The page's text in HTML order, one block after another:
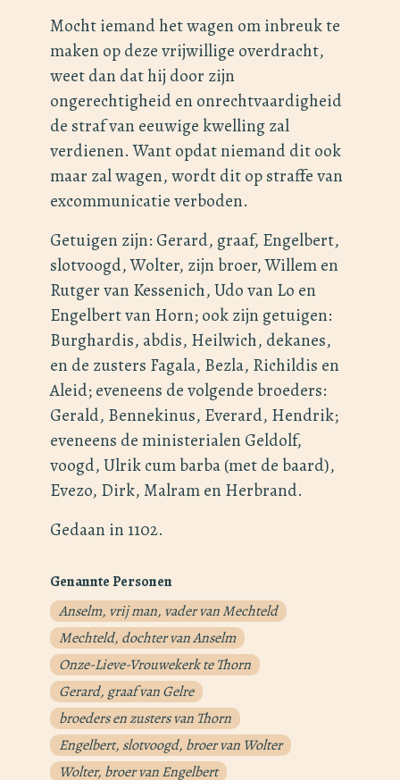
Mocht iemand het wagen om inbreuk te
maken op deze vrijwillige overdracht,
weet dan dat hij door zijn
ongerechtigheid en onrechtvaardigheid
de straf van eeuwige kwelling zal
verdienen. Want opdat niemand dit ook
maar zal wagen, wordt dit op straffe van
excommunicatie verboden.
Getuigen zijn: Gerard, graaf, Engelbert,
slotvoogd, Wolter, zijn broer, Willem en
Rutger van Kessenich, Udo van Lo en
Engelbert van Horn; ook zijn getuigen:
Burghardis, abdis, Heilwich, dekanes,
en de zusters Fagala, Bezla, Richildis en
Aleid; eveneens de volgende broeders:
Gerald, Bennekinus, Everard, Hendrik;
eveneens de ministerialen Geldolf,
voogd, Ulrik cum barba (met de baard),
Evezo, Dirk, Malram en Herbrand.
Gedaan in 1102.
Genannte Personen
Anselm, vrij man, vader van Mechteld
Mechteld, dochter van Anselm
Onze-Lieve-Vrouwekerk te Thorn
Gerard, graaf van Gelre
broeders en zusters van Thorn
Engelbert, slotvoogd, broer van Wolter
Wolter, broer van Engelbert